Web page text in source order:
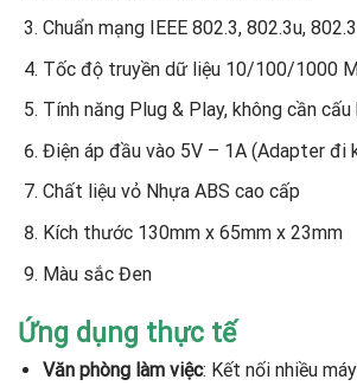
Chuẩn mạng IEEE 802.3, 802.3u,
Tốc độ truyền dữ liệu 10/100/1000
Tính năng Plug & Play, không cần cấu
Điện áp đầu vào 5V – 1A (Adapter đi
Chất liệu vỏ Nhựa ABS cao cấp
Kích thước 130mm x 65mm x 23mm
Màu sắc Đen
Ứng dụng thực tế
Văn phòng làm việc: Kết nối nhiều